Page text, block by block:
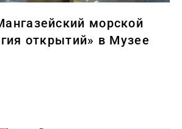
морской
открытий» в Музее